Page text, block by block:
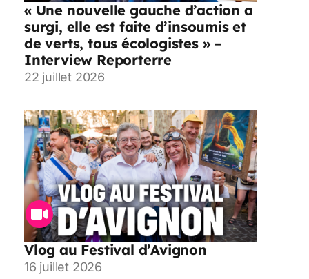
« Une nouvelle gauche d’action a
surgi, elle est faite d’insoumis et
de verts, tous écologistes » –
Interview Reporterre
22 juillet 2026
Vlog au Festival d’Avignon
16 juillet 2026